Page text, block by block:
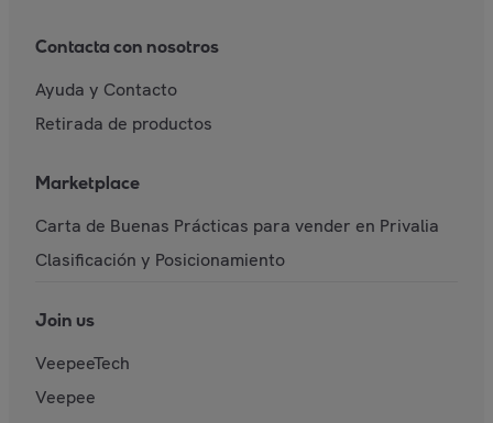
Contacta con nosotros
Ayuda y Contacto
Retirada de productos
Marketplace
Carta de Buenas Prácticas para vender en Privalia
Clasificación y Posicionamiento
Join us
VeepeeTech
Veepee